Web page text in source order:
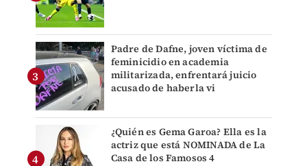
Padre de Dafne, joven víctima de
feminicidio en academia
militarizada, enfrentará juicio
acusado de haberla vi
¿Quién es Gema Garoa? Ella es la
actriz que está NOMINADA de La
Casa de los Famosos 4